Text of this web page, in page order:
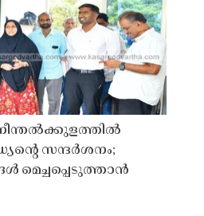
സന്ദർശനം;
മെച്ചപ്പെടുത്താൻ